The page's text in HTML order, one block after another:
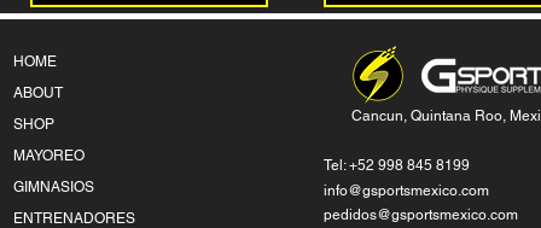
HOME
ABOUT
SHOP
MAYOREO
GIMNASIOS
ENTRENADORES
Cancun, Quintana Roo,
Tel: +52 998 845 8199
info@gsportsmexico.com
pedidos@gsportsmexico.com